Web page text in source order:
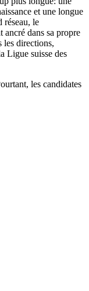
et une longue
réseau, le
dans sa propre
les directions,
Ligue suisse des
les candidates